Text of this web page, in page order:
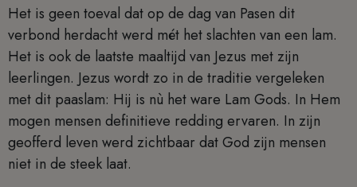
Het is geen toeval dat op de dag van Pasen dit
verbond herdacht werd mét het slachten van een lam.
Het is ook de laatste maaltijd van Jezus met zijn
leerlingen. Jezus wordt zo in de traditie vergeleken
met dit paaslam: Hij is nù het ware Lam Gods. In Hem
mogen mensen definitieve redding ervaren. In zijn
geofferd leven werd zichtbaar dat God zijn mensen
niet in de steek laat.